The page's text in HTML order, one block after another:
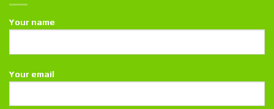
Your name
Your email